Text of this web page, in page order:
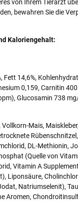
von Ihrem Tierarzt
bewahren Sie die
Kaloriengehalt:
Fett 14,6%,
0,159, Carnitin
Glucosamin 738
Mais,
DL-Methionin,
(Quelle von
Vitamin A
Liponsäure,
Natriumselenit),
Aromen,